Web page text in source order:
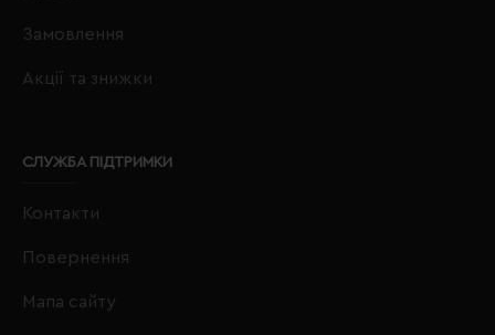
Замовлення
Акції та знижки
СЛУЖБА ПІДТРИМКИ
Контакти
Повернення
Мапа сайту